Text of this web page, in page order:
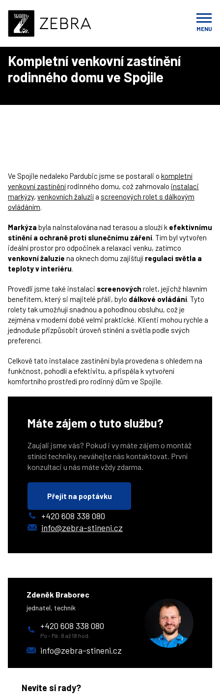
MENU
Úvod Realizace
Venkovní stínění
Kompletní venkovní zastínění rodinného domu ve Spojile
Kompletní venkovní zastínění
rodinného domu ve Spojile
Ve Spojile nedaleko Pardubic jsme se postarali o kompletní
venkovní zastíněnírodinného domu, což zahrnovalo instalaci
markýzy, venkovních žaluzií a screenových rolet s dálkovým
ovládáním.
Markýza byla nainstalována nad terasou a slouží k efektivnímu
stínění a ochraně proti slunečnímu záření. Tím byl vytvořen
ideální prostor pro odpočinek a relaxaci venku, zatímco
venkovní žaluzie na oknech domu zajišťují regulaci světla a
teploty v interiéru.
Provedli jsme také instalaci screenových rolet, jejichž hlavním
benefitem, který si majitelé přáli, bylo dálkové ovládání. Tyto
rolety tak umožňují snadnou a pohodlnou obsluhu, což je
zejména v moderní době velmi praktické. Klienti mohou rychle a
jednoduše přizpůsobit úroveň stínění a světla podle svých
preferencí.
Celkově tato instalace zastínění byla provedena s ohledem na
funkčnost, pohodlí a efektivitu, a přispěla k vytvoření
komfortního prostředí pro rodinný dům ve Spojile.
Máte zájem o tuto službu?
Zaujali jsme vás? Pokud i vy máte zájem o montáž
stínící techniky, neváhejte nás kontaktovat. První
konzultaci u nás máte vždy zdarma.
Přejít na poptávku
+420 608 338 080
info@zebra-stineni.cz
Zdeněk Braborec
jednatel, technik
+420 608 338 080
Po - Pá: 8 až 18 hod.
info@zebra-stineni.cz
Nevíte si rady?